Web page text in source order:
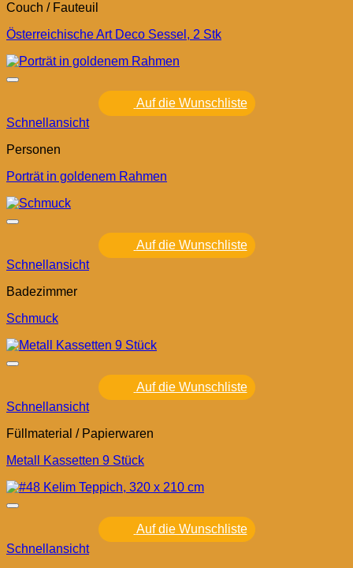
Couch / Fauteuil
Österreichische Art Deco Sessel, 2 Stk
Auf die Wunschliste
Schnellansicht
Personen
Porträt in goldenem Rahmen
Auf die Wunschliste
Schnellansicht
Badezimmer
Schmuck
Auf die Wunschliste
Schnellansicht
Füllmaterial / Papierwaren
Metall Kassetten 9 Stück
Auf die Wunschliste
Schnellansicht